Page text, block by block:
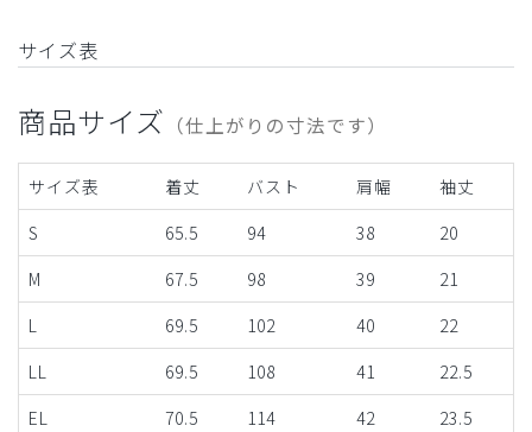
サイズ表
商品サイズ （仕上がりの寸法です）
サイズ表 着丈 バスト 肩幅
袖丈
S
65.5 94 38
20
M
67.5 98 39
21
L
69.5 102 40
22
LL
69.5 108 41
22.5
EL
70.5 114 42 23.5